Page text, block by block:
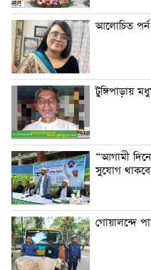
আলোচিত পর্ন
টুঙ্গিপাড়ায়
“আগামী
সুযোগ থাকবে
গোয়ালন্দে